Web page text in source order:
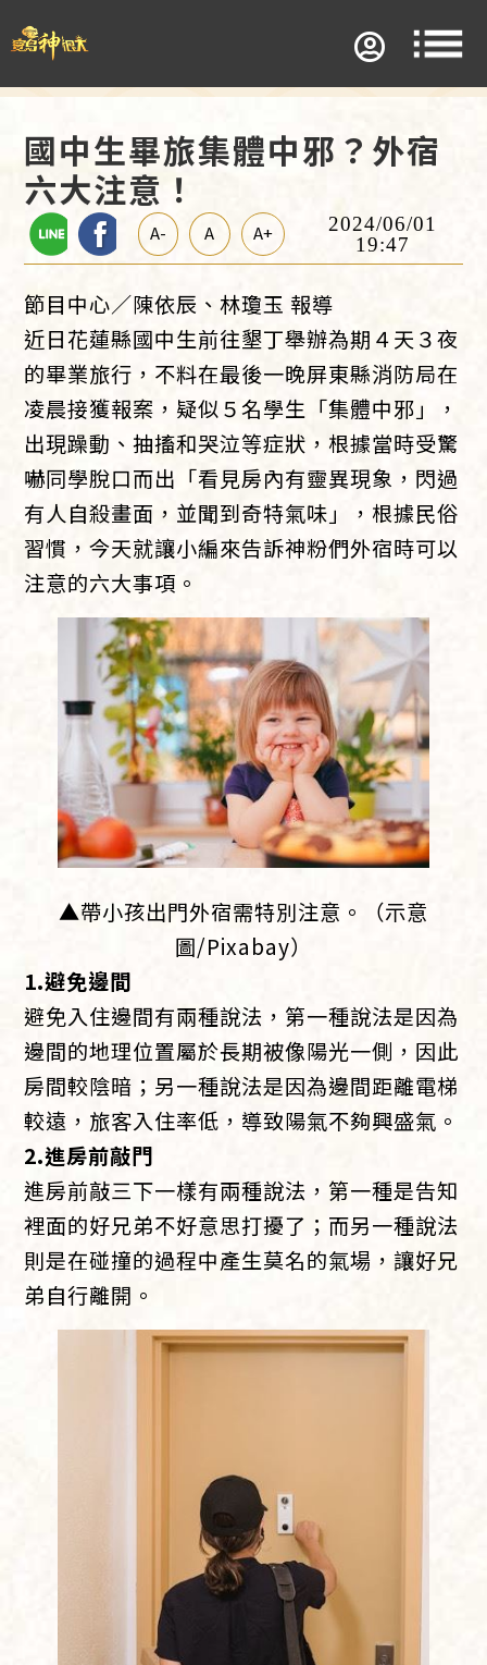
國中生畢旅集體中邪？外宿
六大注意！
A- A A+
2024/06/01
19:47
節目中心／陳依辰、林瓊玉 報導
近日花蓮縣國中生前往墾丁舉辦為期４天３夜
的畢業旅行，不料在最後一晚屏東縣消防局在
凌晨接獲報案，疑似５名學生「集體中邪」，
出現躁動、抽搐和哭泣等症狀，根據當時受驚
嚇同學脫口而出「看見房內有靈異現象，閃過
有人自殺畫面，並聞到奇特氣味」，根據民俗
習慣，今天就讓小編來告訴神粉們外宿時可以
注意的六大事項。
▲帶小孩出門外宿需特別注意。（示意
圖/Pixabay）
1.避免邊間
避免入住邊間有兩種說法，第一種說法是因為
邊間的地理位置屬於長期被像陽光一側，因此
房間較陰暗；另一種說法是因為邊間距離電梯
較遠，旅客入住率低，導致陽氣不夠興盛氣。
2.進房前敲門
進房前敲三下一樣有兩種說法，第一種是告知
裡面的好兄弟不好意思打擾了；而另一種說法
則是在碰撞的過程中產生莫名的氣場，讓好兄
弟自行離開。